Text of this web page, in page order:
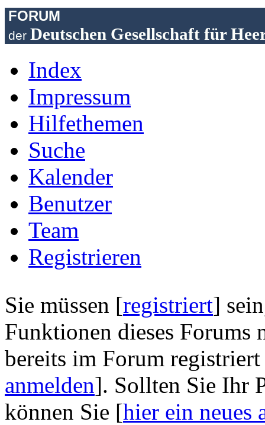
FORUM
der Deutschen Gesellschaft für
Index
Impressum
Hilfethemen
Suche
Kalender
Benutzer
Team
Registrieren
Sie müssen [registriert]
Funktionen dieses Forums
bereits im Forum
anmelden]. Sollten Sie Ihr
können Sie [hier ein neues